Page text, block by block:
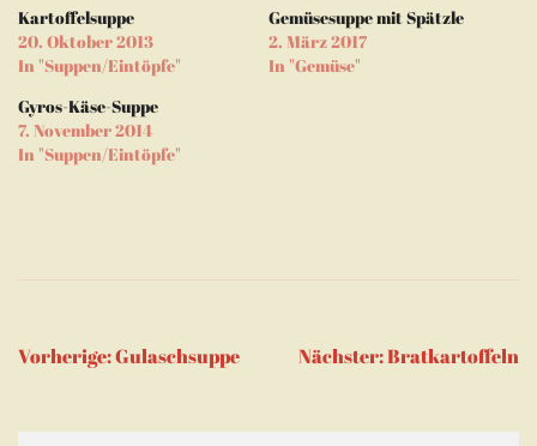
neuem
Fenster
geöffnet)
Fenster
geöffnet)
Kartoffelsuppe
20. Oktober 2013
In "Suppen/Eintöpfe"
Gemüsesuppe mit Spätzle
2. März 2017
In "Gemüse"
Gyros-Käse-Suppe
7. November 2014
In "Suppen/Eintöpfe"
Beitragsnavigation
Vorherige:Gulaschsuppe Nächster:Bratkartoffeln